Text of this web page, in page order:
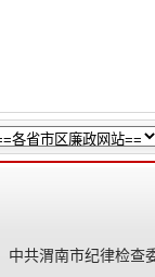
中共渭南市纪律检查